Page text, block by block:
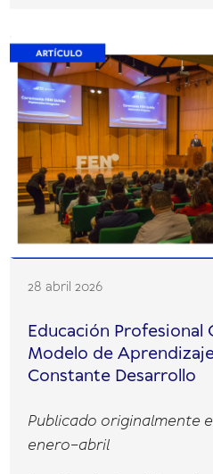
28 abril 2026
Educación Profesional
Modelo de
Constante Desarrollo
Publicado originalmente
enero–abril